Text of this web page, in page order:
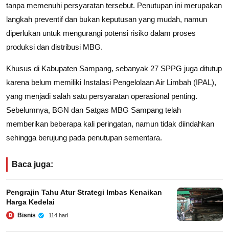
tanpa memenuhi persyaratan tersebut. Penutupan ini merupakan
langkah preventif dan bukan keputusan yang mudah, namun
diperlukan untuk mengurangi potensi risiko dalam proses
produksi dan distribusi MBG.
Khusus di Kabupaten Sampang, sebanyak 27 SPPG juga ditutup
karena belum memiliki Instalasi Pengelolaan Air Limbah (IPAL),
yang menjadi salah satu persyaratan operasional penting.
Sebelumnya, BGN dan Satgas MBG Sampang telah
memberikan beberapa kali peringatan, namun tidak diindahkan
sehingga berujung pada penutupan sementara.
Baca juga:
Pengrajin Tahu Atur Strategi Imbas Kenaikan
Harga Kedelai
B Bisnis 114 hari